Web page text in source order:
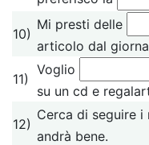
10)
Mi presti delle
articolo dal
11)
Voglio
su un cd e
12)
Cerca di seguire i
andrà bene.